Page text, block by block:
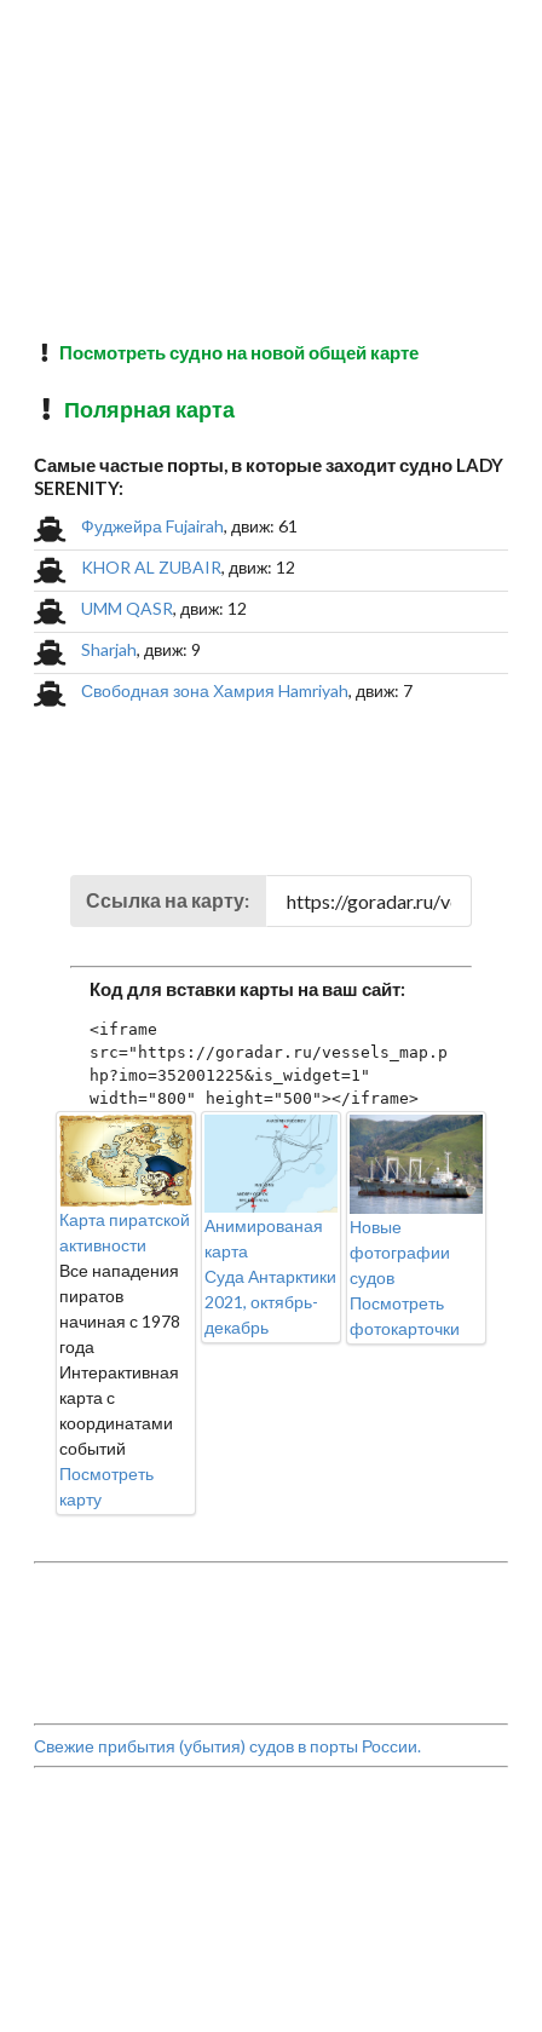
Посмотреть судно на новой общей карте
Полярная карта
Самые частые порты, в которые заходит судно LADY
SERENITY:
Фуджейра Fujairah, движ: 61
KHOR AL ZUBAIR, движ: 12
UMM QASR, движ: 12
Sharjah, движ: 9
Свободная зона Хамрия Hamriyah, движ: 7
Ссылка на карту:
Код для вставки карты на ваш сайт:
<iframe
src="https://goradar.ru/vessels_map.p
hp?imo=352001225&is_widget=1"
width="800" height="500"></iframe>
Карта пиратской
активности
Все нападения
пиратов
начиная с 1978
года
Интерактивная
карта с
координатами
событий
Посмотреть
карту
Анимированая
карта
Суда Антарктики
2021, октябрь-
декабрь
Новые
фотографии
судов
Посмотреть
фотокарточки
Свежие прибытия (убытия) судов в порты России.